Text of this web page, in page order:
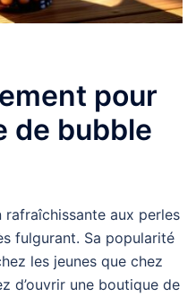
pour
de bubble
rafraîchissante aux perles
fulgurant. Sa popularité
les jeunes que chez
d’ouvrir une boutique de